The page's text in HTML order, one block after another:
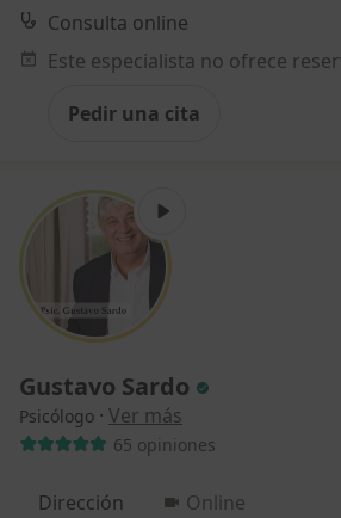
Consulta online
Pedir una cita
Gustavo Sardo
Psicólogo · Ver más
65 opiniones
Dirección Online